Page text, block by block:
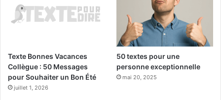
Texte Bonnes Vacances
Collègue : 50 Messages
pour Souhaiter un Bon Été
juillet 1, 2026
50 textes pour une
personne exceptionnelle
mai 20, 2025